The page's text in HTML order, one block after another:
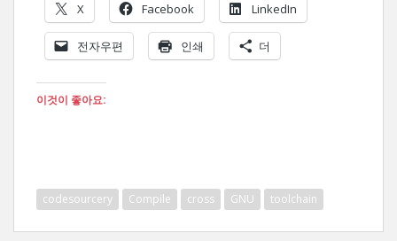
X Facebook LinkedIn
전자우편 인쇄 더
이것이 좋아요:
codesourcery Compile cross GNU toolchain